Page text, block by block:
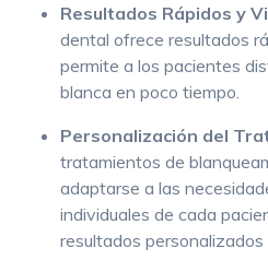
Resultados Rápidos y
dental ofrece resultados
permite a los pacientes
blanca en poco tiempo.
Personalización del
tratamientos de
adaptarse a las
individuales de cada
resultados